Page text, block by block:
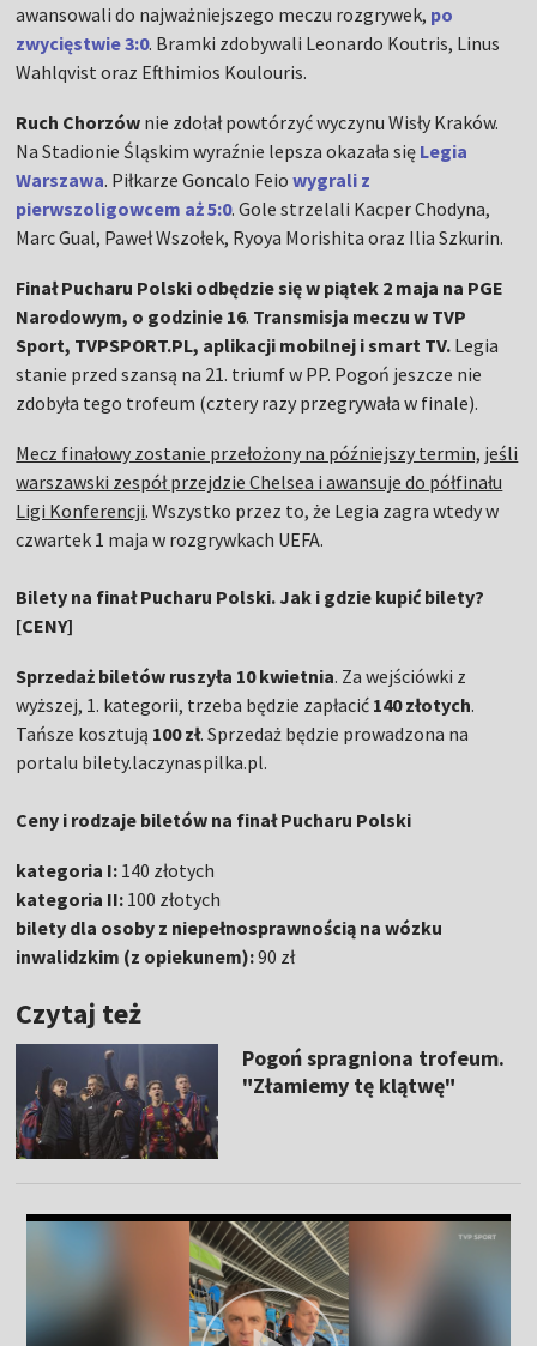
awansowali do najważniejszego meczu rozgrywek, po
zwycięstwie 3:0. Bramki zdobywali Leonardo Koutris, Linus
Wahlqvist oraz Efthimios Koulouris.
Ruch Chorzów nie zdołał powtórzyć wyczynu Wisły Kraków.
Na Stadionie Śląskim wyraźnie lepsza okazała się Legia
Warszawa. Piłkarze Goncalo Feiowygrali z
pierwszoligowcem aż 5:0. Gole strzelali Kacper Chodyna,
Marc Gual, Paweł Wszołek, Ryoya Morishita oraz Ilia Szkurin.
Finał Pucharu Polski odbędzie się w piątek 2 maja na PGE
Narodowym, o godzinie 16. Transmisja meczu w TVP
Sport, TVPSPORT.PL, aplikacji mobilnej i smart TV. Legia
stanie przed szansą na 21. triumf w PP. Pogoń jeszcze nie
zdobyła tego trofeum (cztery razy przegrywała w finale).
Mecz finałowy zostanie przełożony na późniejszy termin, jeśli
warszawski zespół przejdzie Chelsea i awansuje do półfinału
Ligi Konferencji. Wszystko przez to, że Legia zagra wtedy w
czwartek 1 maja w rozgrywkach UEFA.
Bilety na finał Pucharu Polski. Jak i gdzie kupić bilety?
[CENY]
Sprzedaż biletów ruszyła 10 kwietnia. Za wejściówki z
wyższej, 1. kategorii, trzeba będzie zapłacić 140 złotych.
Tańsze kosztują 100 zł. Sprzedaż będzie prowadzona na
portalu bilety.laczynaspilka.pl.
Ceny i rodzaje biletów na finał Pucharu Polski
kategoria I: 140 złotych
kategoria II: 100 złotych
bilety dla osoby z niepełnosprawnością na wózku
inwalidzkim (z opiekunem):90 zł
Czytaj też
Pogoń spragniona trofeum.
"Złamiemy tę klątwę"